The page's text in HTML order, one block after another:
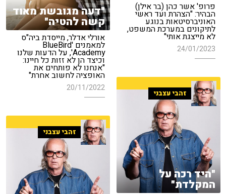
פרופ' אשר כהן (בר אילן)
הבהיר: "הצהרת ועד ראשי
האוניברסיטאות בנוגע
לתיקונים במערכת המשפט,
לא מייצגת אותי"
24/01/2023
"דעה מגובשת מאוד
קשה להטיה"
אורלי אדלר, מייסדת ביה"ס
למאמנים 'BlueBird
Academy', על הדעות שלנו
וכיצד הן לא זזות כל חיינו:
"אנחנו לא פותחים את
האופציה לחשוב אחרת"
20/11/2022
זהבי עצבני
"היד רכה על
המקלדת"
זהבי עצבני